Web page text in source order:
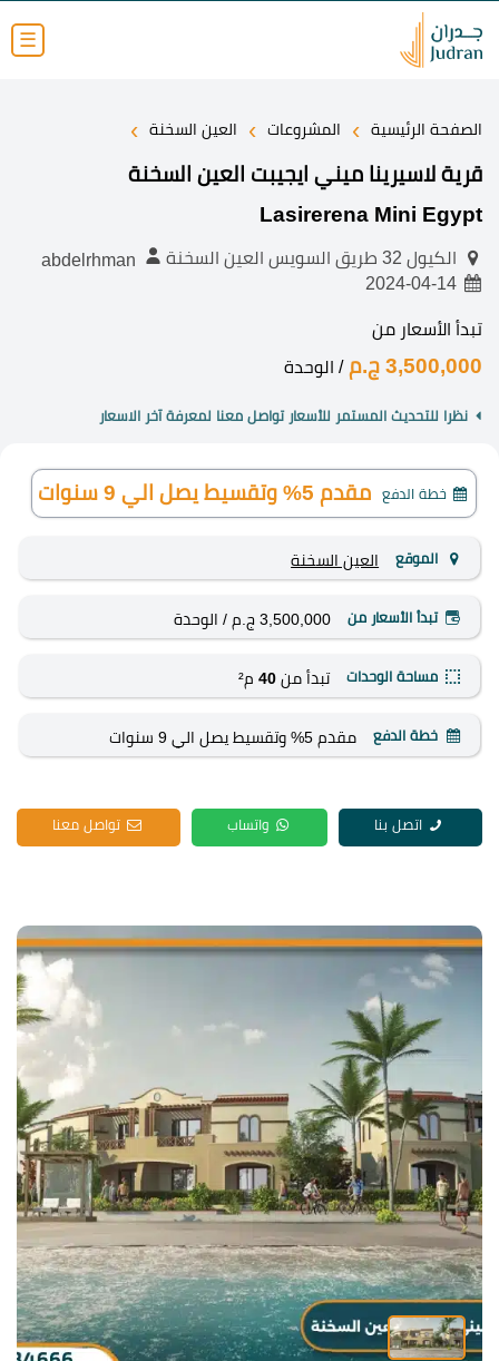
☰
الصفحة الرئيسية › المشروعات › العين السخنة ›
قرية لاسيرينا ميني ايجيبت العين السخنة
Lasirerena Mini Egypt
الكيول 32 طريق السويس العين السخنة
2024-04-14
تبدأ الأسعار من
3,500,000 ج.م / الوحدة
نظرا للتحديث المستمر للأسعار تواصل معنا لمعرفة آخر الاسعار
خطة الدفع مقدم 5% وتقسيط يصل الي 9 سنوات
الموقع العين السخنة
تبدأ الأسعار من 3,500,000 ج.م / الوحدة
مساحة الوحدات تبدأ من 40م²
خطة الدفع مقدم 5% وتقسيط يصل الي 9 سنوات
اتصل بنا واتساب تواصل معنا